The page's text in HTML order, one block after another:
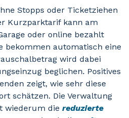
Stopps oder Ticketziehen
Kurzparktarif kann am
oder online bezahlt
bekommen automatisch eine
wird dabei
beglichen. Positives
zeigt, wie sehr diese
schätzen. Die Verwaltung
wiederum die reduzierte